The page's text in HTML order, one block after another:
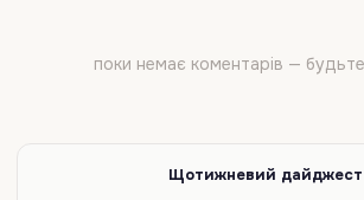
поки немає коментарів —
Щотижневий дайджест